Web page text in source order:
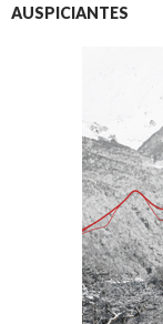
AUSPICIANTES